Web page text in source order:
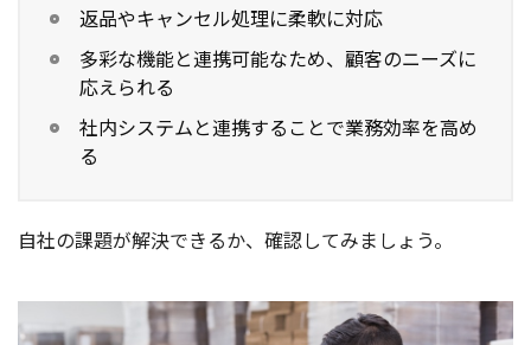
返品やキャンセル処理に柔軟に対応
多彩な機能と連携可能なため、顧客のニーズに
応えられる
社内システムと連携することで業務効率を高め
る
自社の課題が解決できるか、確認してみましょう。